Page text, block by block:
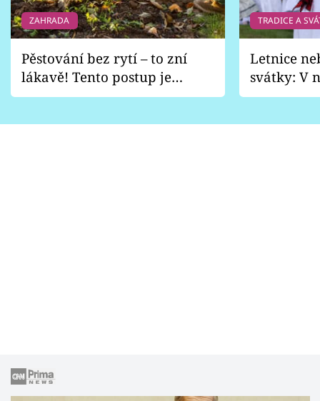
ZAHRADA
Pěstování bez rytí – to zní
lákavě! Tento postup je
vhodný jen pro některé
TRADICE A
Letnice
svátky: V
pondělí